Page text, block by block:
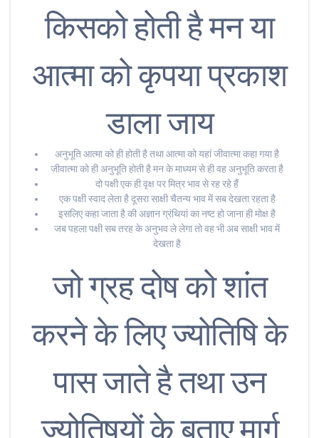
किसको होती है मन या
आत्मा को कृपया प्रकाश
डाला जाय
अनुभूति आत्मा को ही होती है तथा आत्मा को यहां जीवात्मा कहा गया है
जीवात्मा को ही अनुभूति होती है मन के माध्यम से ही वह अनुभूति करता है
दो पक्षी एक ही वृक्ष पर मित्र भाव से रह रहे हैं
एक पक्षी स्वाद लेता है दूसरा साक्षी चैतन्य भाव में सब देखता रहता है
इसलिए कहा जाता है की अज्ञान ग्रंथियां का नष्ट हो जाना ही मोक्ष है
जब पहला पक्षी सब तरह के अनुभव ले लेगा तो वह भी अब साक्षी भाव में
देखता है
जो ग्रह दोष को शांत
करने के लिए ज्योतिषि के
पास जाते है तथा उन
ज्योतिषयों के बताए मार्ग